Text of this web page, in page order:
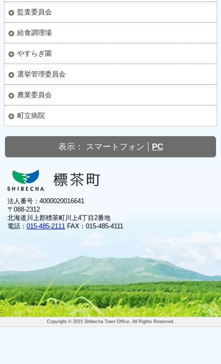
監査委員会
給食調理場
やすらぎ園
選挙管理委員会
農業委員会
町立病院
表示： スマートフォン PC
法人番号：4000020016641
〒088-2312
北海道川上郡標茶町川上4丁目2番地
電話： 015-485-2111 FAX：015-485-4111
Copyright © 2015 Shibecha Town Office. All Rights Reserved.